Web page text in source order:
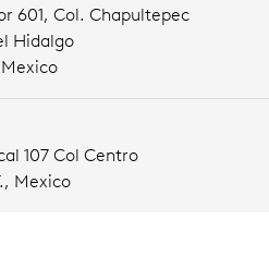
601, Col. Chapultepec
Hidalgo
Mexico
107 Col Centro
Mexico